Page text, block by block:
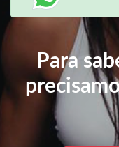
Para